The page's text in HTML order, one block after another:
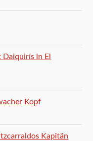
in El
Kopf
Kapitän